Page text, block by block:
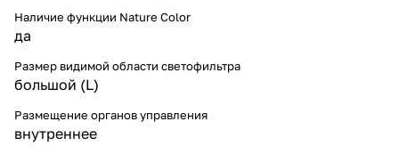
Наличие функции Nature Color
да
Размер видимой области светофильтра
большой (L)
Размещение органов управления
внутреннее